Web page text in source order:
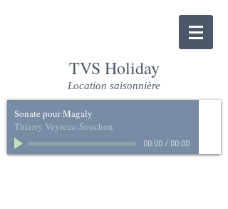
TVS Holiday
Location saisonnière
Sonate pour Magaly
Thierry Veyrenc-Souchon
00:00/ 00:00